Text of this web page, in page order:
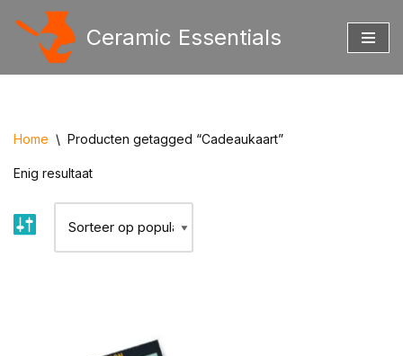
Ceramic Essentials
Home \ Producten getagged “Cadeaukaart”
Enig resultaat